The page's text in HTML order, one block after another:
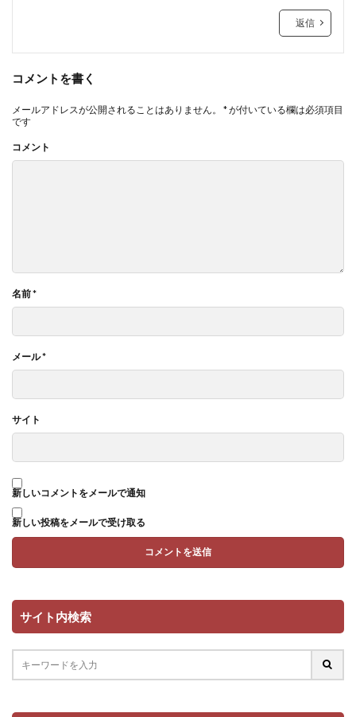
返信
コメントを書く
メールアドレスが公開されることはありません。 *が付いている欄は必須項目
です
コメント
名前*
メール*
サイト
新しいコメントをメールで通知
新しい投稿をメールで受け取る
サイト内検索